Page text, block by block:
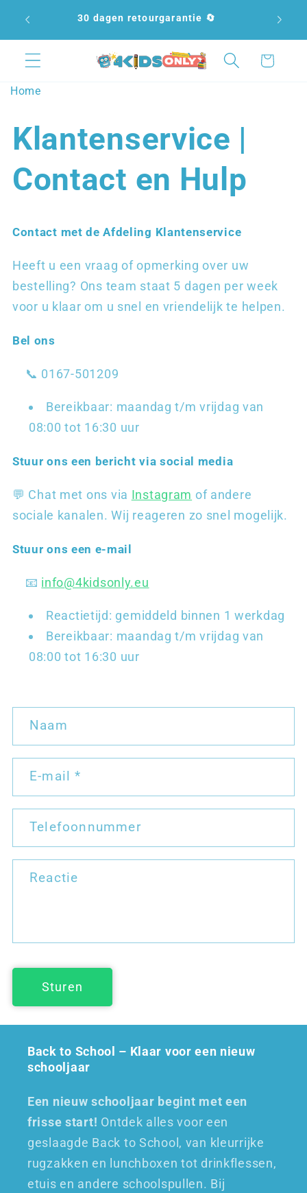
naar de
30 dagen retourgarantie 🔄
Winkelwagen
Home
Klantenservice |
Contact en Hulp
Contact met de Afdeling Klantenservice
Heeft u een vraag of opmerking over uw
bestelling? Ons team staat 5 dagen per week
voor u klaar om u snel en vriendelijk te helpen.
Bel ons
📞 0167-501209
Bereikbaar: maandag t/m vrijdag van
08:00 tot 16:30 uur
Stuur ons een bericht via social media
💬 Chat met ons via Instagram of andere
sociale kanalen. Wij reageren zo snel mogelijk.
Stuur ons een e-mail
📧 info@4kidsonly.eu
Reactietijd: gemiddeld binnen 1 werkdag
Bereikbaar: maandag t/m vrijdag van
08:00 tot 16:30 uur
n
a
c
f
i
Naam
E‑mail*
Telefoonnummer
Reactie
Sturen
Back to School – Klaar voor een nieuw
schooljaar
Een nieuw schooljaar begint met een
frisse start! Ontdek alles voor een
geslaagde Back to School, van kleurrijke
rugzakken en lunchboxen tot drinkflessen,
etuis en andere schoolspullen. Bij